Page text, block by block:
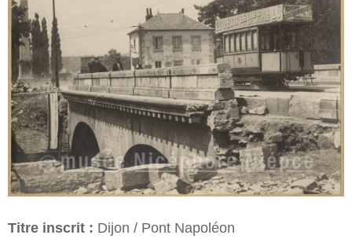
Titre inscrit : Dijon / Pont Napoléon